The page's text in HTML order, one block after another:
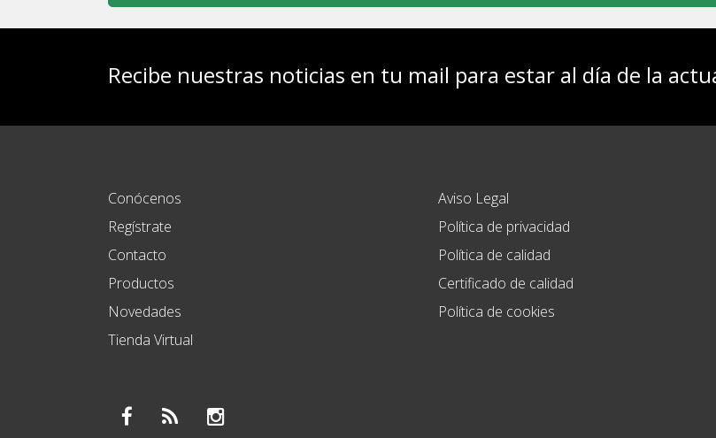
Recibe nuestras noticias en tu mail para estar al día de la
Conócenos
Regístrate
Contacto
Productos
Novedades
Tienda Virtual
Aviso Legal
Política de privacidad
Política de calidad
Certificado de calidad
Política de cookies